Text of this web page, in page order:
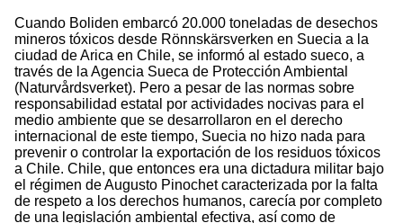
Cuando Boliden embarcó 20.000 toneladas de desechos
mineros tóxicos desde Rönnskärsverken en Suecia a la
ciudad de Arica en Chile, se informó al estado sueco, a
través de la Agencia Sueca de Protección Ambiental
(Naturvårdsverket). Pero a pesar de las normas sobre
responsabilidad estatal por actividades nocivas para el
medio ambiente que se desarrollaron en el derecho
internacional de este tiempo, Suecia no hizo nada para
prevenir o controlar la exportación de los residuos tóxicos
a Chile. Chile, que entonces era una dictadura militar bajo
el régimen de Augusto Pinochet caracterizada por la falta
de respeto a los derechos humanos, carecía por completo
de una legislación ambiental efectiva, así como de